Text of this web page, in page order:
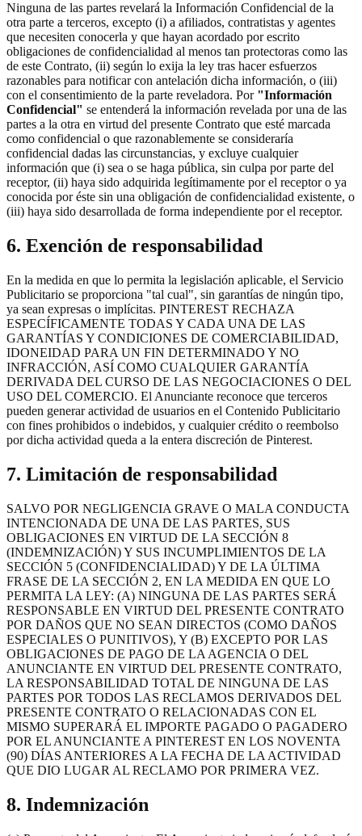
Ninguna de las partes revelará la Información Confidencial de la
otra parte a terceros, excepto (i) a afiliados, contratistas y agentes
que necesiten conocerla y que hayan acordado por escrito
obligaciones de confidencialidad al menos tan protectoras como las
de este Contrato, (ii) según lo exija la ley tras hacer esfuerzos
razonables para notificar con antelación dicha información, o (iii)
con el consentimiento de la parte reveladora. Por "Información
Confidencial" se entenderá la información revelada por una de las
partes a la otra en virtud del presente Contrato que esté marcada
como confidencial o que razonablemente se consideraría
confidencial dadas las circunstancias, y excluye cualquier
información que (i) sea o se haga pública, sin culpa por parte del
receptor, (ii) haya sido adquirida legítimamente por el receptor o ya
conocida por éste sin una obligación de confidencialidad existente, o
(iii) haya sido desarrollada de forma independiente por el receptor.
6. Exención de responsabilidad
En la medida en que lo permita la legislación aplicable, el Servicio
Publicitario se proporciona "tal cual", sin garantías de ningún tipo,
ya sean expresas o implícitas. PINTEREST RECHAZA
ESPECÍFICAMENTE TODAS Y CADA UNA DE LAS
GARANTÍAS Y CONDICIONES DE COMERCIABILIDAD,
IDONEIDAD PARA UN FIN DETERMINADO Y NO
INFRACCIÓN, ASÍ COMO CUALQUIER GARANTÍA
DERIVADA DEL CURSO DE LAS NEGOCIACIONES O DEL
USO DEL COMERCIO. El Anunciante reconoce que terceros
pueden generar actividad de usuarios en el Contenido Publicitario
con fines prohibidos o indebidos, y cualquier crédito o reembolso
por dicha actividad queda a la entera discreción de Pinterest.
7. Limitación de responsabilidad
SALVO POR NEGLIGENCIA GRAVE O MALA CONDUCTA
INTENCIONADA DE UNA DE LAS PARTES, SUS
OBLIGACIONES EN VIRTUD DE LA SECCIÓN 8
(INDEMNIZACIÓN) Y SUS INCUMPLIMIENTOS DE LA
SECCIÓN 5 (CONFIDENCIALIDAD) Y DE LA ÚLTIMA
FRASE DE LA SECCIÓN 2, EN LA MEDIDA EN QUE LO
PERMITA LA LEY: (A) NINGUNA DE LAS PARTES SERÁ
RESPONSABLE EN VIRTUD DEL PRESENTE CONTRATO
POR DAÑOS QUE NO SEAN DIRECTOS (COMO DAÑOS
ESPECIALES O PUNITIVOS), Y (B) EXCEPTO POR LAS
OBLIGACIONES DE PAGO DE LA AGENCIA O DEL
ANUNCIANTE EN VIRTUD DEL PRESENTE CONTRATO,
LA RESPONSABILIDAD TOTAL DE NINGUNA DE LAS
PARTES POR TODOS LAS RECLAMOS DERIVADOS DEL
PRESENTE CONTRATO O RELACIONADAS CON EL
MISMO SUPERARÁ EL IMPORTE PAGADO O PAGADERO
POR EL ANUNCIANTE A PINTEREST EN LOS NOVENTA
(90) DÍAS ANTERIORES A LA FECHA DE LA ACTIVIDAD
QUE DIO LUGAR AL RECLAMO POR PRIMERA VEZ.
8. Indemnización